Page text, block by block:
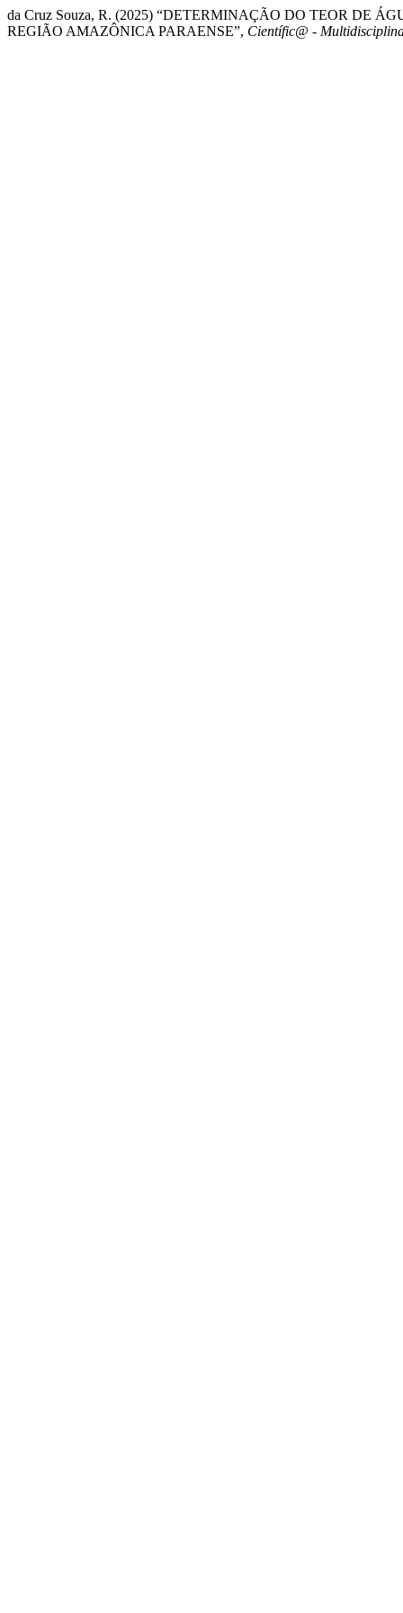
da Cruz Souza, R. (2025) “DETERMINAÇÃO DO TEOR DE
REGIÃO AMAZÔNICA PARAENSE”, Científic@ -